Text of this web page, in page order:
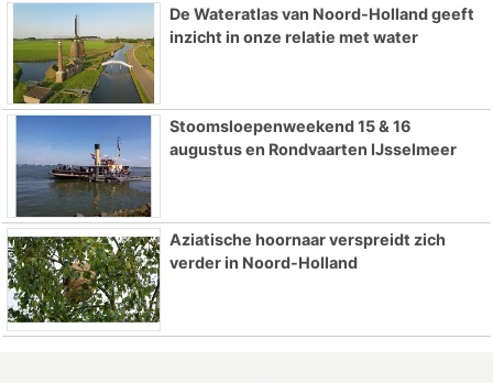
De Wateratlas van Noord-Holland geeft
inzicht in onze relatie met water
Stoomsloepenweekend 15 & 16
augustus en Rondvaarten IJsselmeer
Aziatische hoornaar verspreidt zich
verder in Noord-Holland